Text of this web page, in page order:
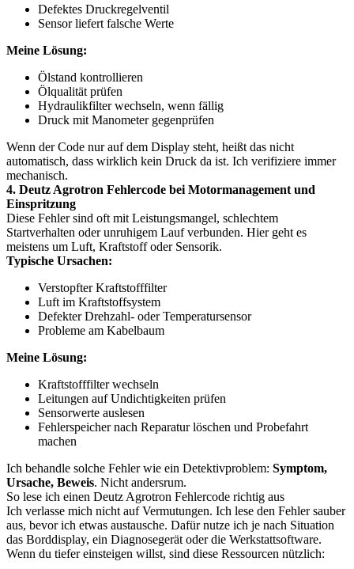
Defektes Druckregelventil
Sensor liefert falsche Werte
Meine Lösung:
Ölstand kontrollieren
Ölqualität prüfen
Hydraulikfilter wechseln, wenn fällig
Druck mit Manometer gegenprüfen
Wenn der Code nur auf dem Display steht, heißt das nicht
automatisch, dass wirklich kein Druck da ist. Ich verifiziere immer
mechanisch.
4. Deutz Agrotron Fehlercode bei Motormanagement und
Einspritzung
Diese Fehler sind oft mit Leistungsmangel, schlechtem
Startverhalten oder unruhigem Lauf verbunden. Hier geht es
meistens um Luft, Kraftstoff oder Sensorik.
Typische Ursachen:
Verstopfter Kraftstofffilter
Luft im Kraftstoffsystem
Defekter Drehzahl- oder Temperatursensor
Probleme am Kabelbaum
Meine Lösung:
Kraftstofffilter wechseln
Leitungen auf Undichtigkeiten prüfen
Sensorwerte auslesen
Fehlerspeicher nach Reparatur löschen und Probefahrt
machen
Ich behandle solche Fehler wie ein Detektivproblem: Symptom,
Ursache, Beweis. Nicht andersrum.
So lese ich einen Deutz Agrotron Fehlercode richtig aus
Ich verlasse mich nicht auf Vermutungen. Ich lese den Fehler sauber
aus, bevor ich etwas austausche. Dafür nutze ich je nach Situation
das Borddisplay, ein Diagnosegerät oder die Werkstattsoftware.
Wenn du tiefer einsteigen willst, sind diese Ressourcen nützlich: